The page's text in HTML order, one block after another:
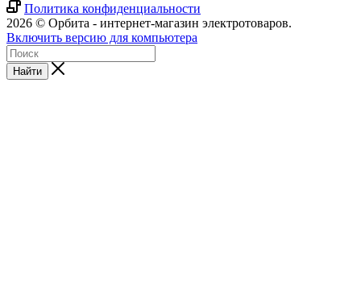
Политика конфиденциальности
2026 © Орбита - интернет-магазин электротоваров.
Включить версию для компьютера
Найти